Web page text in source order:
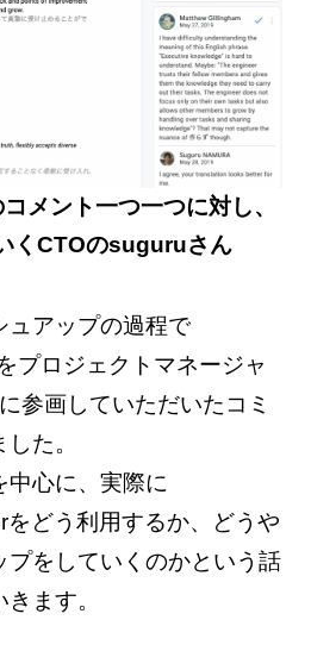
メント一つ一つに対し、
くCTOのsuguruさん
ュアップの過程で
プロジェクトマネージャ
参画していただいたコミ
た。
中心に、実際に
どう利用するか、どうや
プをしていくのかという話
ます。